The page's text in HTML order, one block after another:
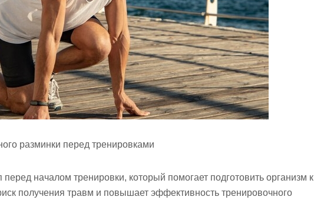
разминки перед тренировками
перед началом тренировки, который помогает подготовить организм к
получения травм и повышает эффективность тренировочного